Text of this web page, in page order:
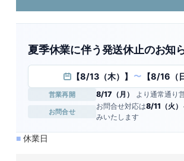
夏季休業に伴う発送休止のお知
【8/13（木）】 〜 【8/16（
営業再開 8/17（月） より通常通り
お問合せ
お問合せ対応は8/11（火）
みいたします
■休業日